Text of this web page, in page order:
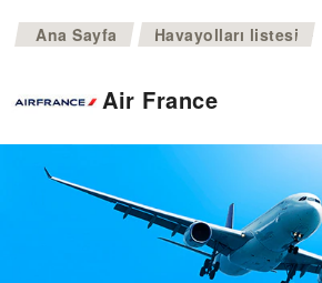
Ana Sayfa >
Havayolları listesi
Air France